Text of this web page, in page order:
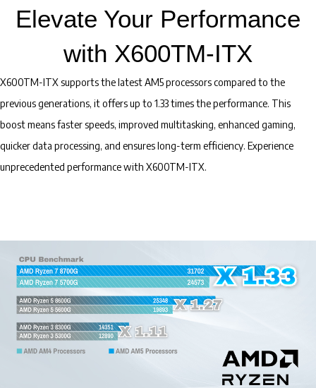
Elevate Your Performance
with X600TM-ITX
X600TM-ITX supports the latest AM5 processors compared to the
previous generations, it offers up to 1.33 times the performance. This
boost means faster speeds, improved multitasking, enhanced gaming,
quicker data processing, and ensures long-term efficiency. Experience
unprecedented performance with X600TM-ITX.